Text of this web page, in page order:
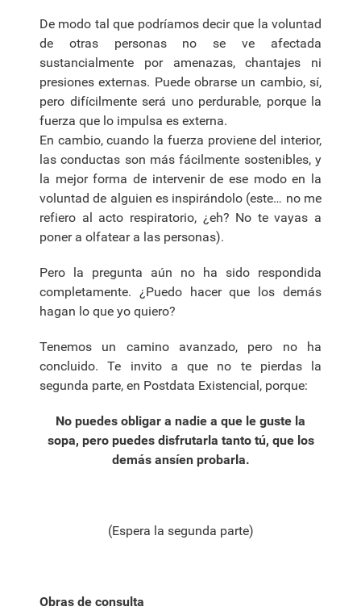
De modo tal que podríamos decir que la voluntad
de otras personas no se ve afectada
sustancialmente por amenazas, chantajes ni
presiones externas. Puede obrarse un cambio, sí,
pero difícilmente será uno perdurable, porque la
fuerza que lo impulsa es externa.
En cambio, cuando la fuerza proviene del interior,
las conductas son más fácilmente sostenibles, y
la mejor forma de intervenir de ese modo en la
voluntad de alguien es inspirándolo (este… no me
refiero al acto respiratorio, ¿eh? No te vayas a
poner a olfatear a las personas).
Pero la pregunta aún no ha sido respondida
completamente. ¿Puedo hacer que los demás
hagan lo que yo quiero?
Tenemos un camino avanzado, pero no ha
concluido. Te invito a que no te pierdas la
segunda parte, en Postdata Existencial, porque:
No puedes obligar a nadie a que le guste la
sopa, pero puedes disfrutarla tanto tú, que los
demás ansíen probarla.
(Espera la segunda parte)
Obras de consulta